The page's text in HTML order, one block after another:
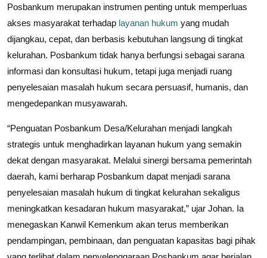
Posbankum merupakan instrumen penting untuk memperluas
akses masyarakat terhadap layanan hukum yang mudah
dijangkau, cepat, dan berbasis kebutuhan langsung di tingkat
kelurahan. Posbankum tidak hanya berfungsi sebagai sarana
informasi dan konsultasi hukum, tetapi juga menjadi ruang
penyelesaian masalah hukum secara persuasif, humanis, dan
mengedepankan musyawarah.
“Penguatan Posbankum Desa/Kelurahan menjadi langkah
strategis untuk menghadirkan layanan hukum yang semakin
dekat dengan masyarakat. Melalui sinergi bersama pemerintah
daerah, kami berharap Posbankum dapat menjadi sarana
penyelesaian masalah hukum di tingkat kelurahan sekaligus
meningkatkan kesadaran hukum masyarakat,” ujar Johan. Ia
menegaskan Kanwil Kemenkum akan terus memberikan
pendampingan, pembinaan, dan penguatan kapasitas bagi pihak